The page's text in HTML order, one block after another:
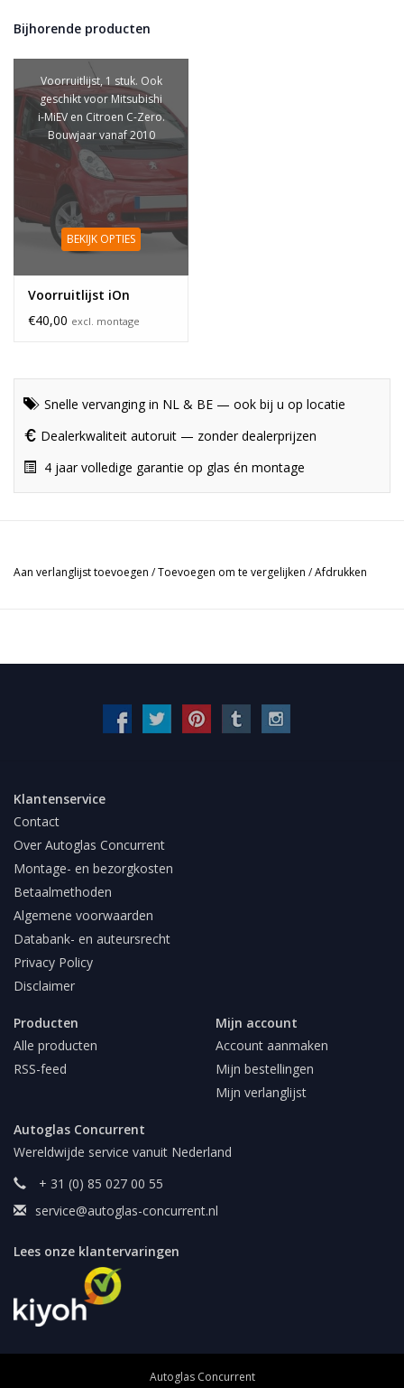
Bijhorende producten
Voorruitlijst, 1 stuk. Ook
geschikt voor Mitsubishi
i-MiEV en Citroen C-Zero.
Bouwjaar vanaf 2010
BEKIJK OPTIES
Voorruitlijst iOn
€40,00 excl. montage
Snelle vervanging in NL & BE — ook bij u op locatie
Dealerkwaliteit autoruit — zonder dealerprijzen
4 jaar volledige garantie op glas én montage
Aan verlanglijst toevoegen /Toevoegen om te vergelijken /Afdrukken
Klantenservice
Contact
Over Autoglas Concurrent
Montage- en bezorgkosten
Betaalmethoden
Algemene voorwaarden
Databank- en auteursrecht
Privacy Policy
Disclaimer
Producten
Alle producten
RSS-feed
Mijn account
Account aanmaken
Mijn bestellingen
Mijn verlanglijst
Autoglas Concurrent
Wereldwijde service vanuit Nederland
+ 31 (0) 85 027 00 55
service@autoglas-concurrent.nl
Lees onze klantervaringen
Autoglas Concurrent